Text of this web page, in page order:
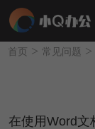
首页 > 常见问题 >
在使用Word文